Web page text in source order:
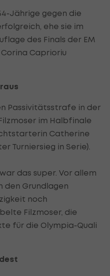
Jährige gegen die
ehe sie im
des Finals der EM
Corina Caprioriu
Passivitätsstrafe in der
im Halbfinale
Catherine
Turniersieg in Serie).
das super. Vor allem
den Grundlagen
noch
Filzmoser, die
für die Olympia-Quali